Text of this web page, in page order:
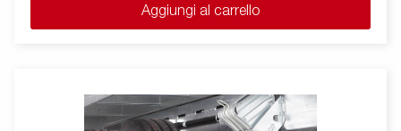
Aggiungi al carrello